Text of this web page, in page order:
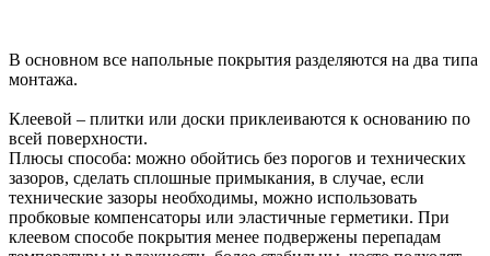
В основном все напольные покрытия разделяются на два типа
монтажа.
Клеевой – плитки или доски приклеиваются к основанию по
всей поверхности.
Плюсы способа: можно обойтись без порогов и технических
зазоров, сделать сплошные примыкания, в случае, если
технические зазоры необходимы, можно использовать
пробковые компенсаторы или эластичные герметики. При
клеевом способе покрытия менее подвержены перепадам